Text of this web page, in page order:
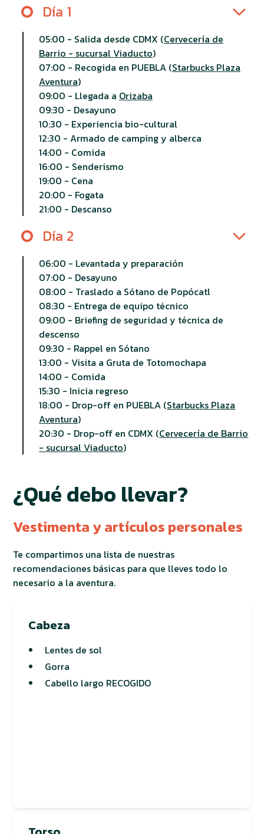
Día 1
05:00 - Salida desde CDMX (Cervecería de
Barrio - sucursal Viaducto)
07:00 - Recogida en PUEBLA (Starbucks Plaza
Aventura)
09:00 - Llegada a Orizaba
09:30 - Desayuno
10:30 - Experiencia bio-cultural
12:30 - Armado de camping y alberca
14:00 - Comida
16:00 - Senderismo
19:00 - Cena
20:00 - Fogata
21:00 - Descanso
Día 2
06:00 - Levantada y preparación
07:00 - Desayuno
08:00 - Traslado a Sótano de Popócatl
08:30 - Entrega de equipo técnico
09:00 - Briefing de seguridad y técnica de
descenso
09:30 - Rappel en Sótano
13:00 - Visita a Gruta de Totomochapa
14:00 - Comida
15:30 - Inicia regreso
18:00 - Drop-off en PUEBLA (Starbucks Plaza
Aventura)
20:30 - Drop-off en CDMX (Cervecería de Barrio
- sucursal Viaducto)
¿Qué debo llevar?
Vestimenta y artículos personales
Te compartimos una lista de nuestras
recomendaciones básicas para que lleves todo lo
necesario a la aventura.
Cabeza
Lentes de sol
Gorra
Cabello largo RECOGIDO